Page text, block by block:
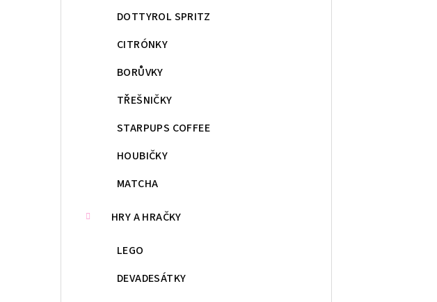
DOTTYROL SPRITZ
CITRÓNKY
BORŮVKY
TŘEŠNIČKY
STARPUPS COFFEE
HOUBIČKY
MATCHA
HRY A HRAČKY
LEGO
DEVADESÁTKY